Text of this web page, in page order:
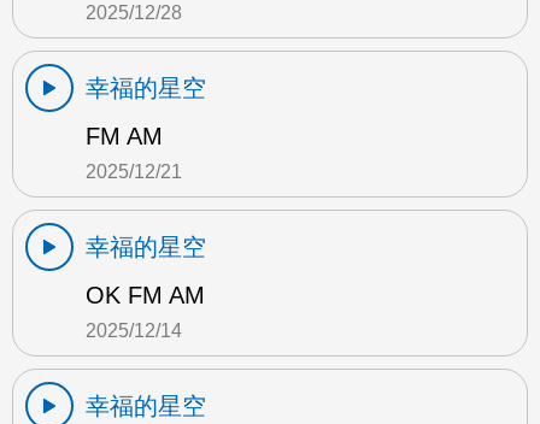
2025/12/28
幸福的星空
FM AM
2025/12/21
幸福的星空
OK FM AM
2025/12/14
幸福的星空